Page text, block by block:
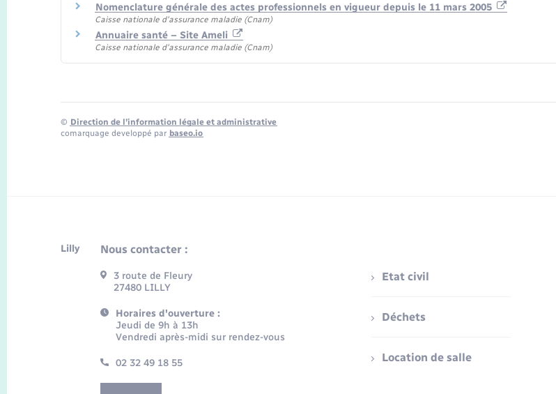
Nomenclature générale des actes professionnels en vigueur depuis le 11 mars 2005
Caisse nationale d'assurance maladie (Cnam)
Annuaire santé – Site Ameli
Caisse nationale d'assurance maladie (Cnam)
© Direction de l’information légale et administrative
comarquage developpé par baseo.io
Lilly Nous contacter :
3 route de Fleury
27480 LILLY
Horaires d'ouverture :
Jeudi de 9h à 13h
Vendredi après-midi sur rendez-vous
02 32 49 18 55
Etat civil
Déchets
Location de salle